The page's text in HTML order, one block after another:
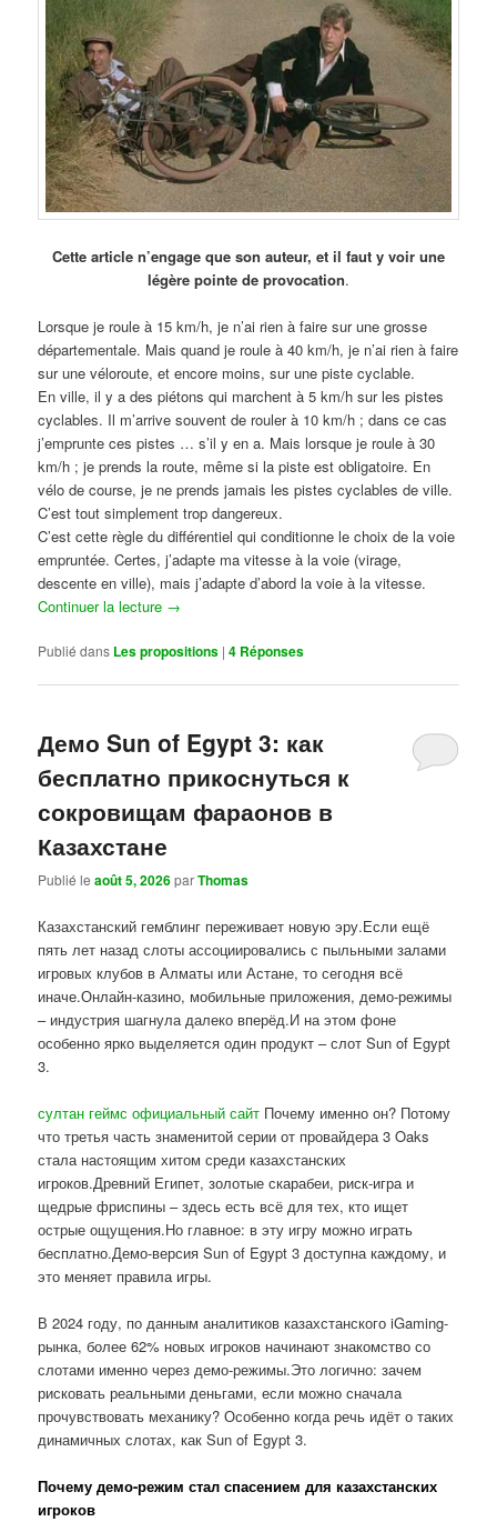
Cette article n’engage que son auteur, et il faut y voir une
légère pointe de provocation.
Lorsque je roule à 15 km/h, je n’ai rien à faire sur une grosse
départementale. Mais quand je roule à 40 km/h, je n’ai rien à faire
sur une véloroute, et encore moins, sur une piste cyclable.
En ville, il y a des piétons qui marchent à 5 km/h sur les pistes
cyclables. Il m’arrive souvent de rouler à 10 km/h ; dans ce cas
j’emprunte ces pistes … s’il y en a. Mais lorsque je roule à 30
km/h ; je prends la route, même si la piste est obligatoire. En
vélo de course, je ne prends jamais les pistes cyclables de ville.
C’est tout simplement trop dangereux.
C’est cette règle du différentiel qui conditionne le choix de la voie
empruntée. Certes, j’adapte ma vitesse à la voie (virage,
descente en ville), mais j’adapte d’abord la voie à la vitesse.
Continuer la lecture →
Publié dans Les propositions |4 Réponses
Демо Sun of Egypt 3: как
бесплатно прикоснуться к
сокровищам фараонов в
Казахстане
Publié leaoût 5, 2026parThomas
Казахстанский гемблинг переживает новую эру.Если ещё
пять лет назад слоты ассоциировались с пыльными залами
игровых клубов в Алматы или Астане, то сегодня всё
иначе.Онлайн-казино, мобильные приложения, демо-режимы
– индустрия шагнула далеко вперёд.И на этом фоне
особенно ярко выделяется один продукт – слот Sun of Egypt
3.
султан геймс официальный сайт Почему именно он? Потому
что третья часть знаменитой серии от провайдера 3 Oaks
стала настоящим хитом среди казахстанских
игроков.Древний Египет, золотые скарабеи, риск-игра и
щедрые фриспины – здесь есть всё для тех, кто ищет
острые ощущения.Но главное: в эту игру можно играть
бесплатно.Демо-версия Sun of Egypt 3 доступна каждому, и
это меняет правила игры.
В 2024 году, по данным аналитиков казахстанского iGaming-
рынка, более 62% новых игроков начинают знакомство со
слотами именно через демо-режимы.Это логично: зачем
рисковать реальными деньгами, если можно сначала
прочувствовать механику? Особенно когда речь идёт о таких
динамичных слотах, как Sun of Egypt 3.
Почему демо-режим стал спасением для казахстанских
игроков